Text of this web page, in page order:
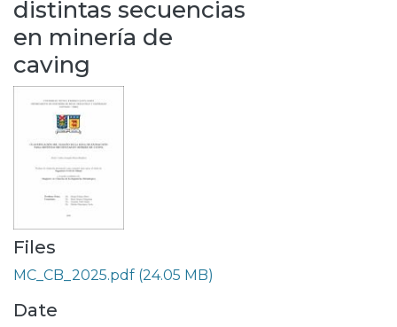
distintas secuencias
en minería de
caving
Files
MC_CB_2025.pdf (24.05 MB)
Date